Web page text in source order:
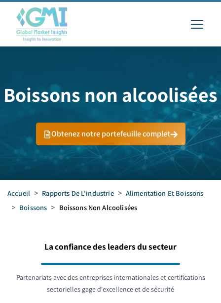
Boissons non alcoolisées
Obtenez notre portefeuille complet
Accueil > Rapports De L'industrie > Alimentation Et Boissons
> Boissons > Boissons Non Alcoolisées
La confiance des leaders du secteur
Partenariats avec des entreprises internationales et certifications
sectorielles gage d'excellence et de sécurité